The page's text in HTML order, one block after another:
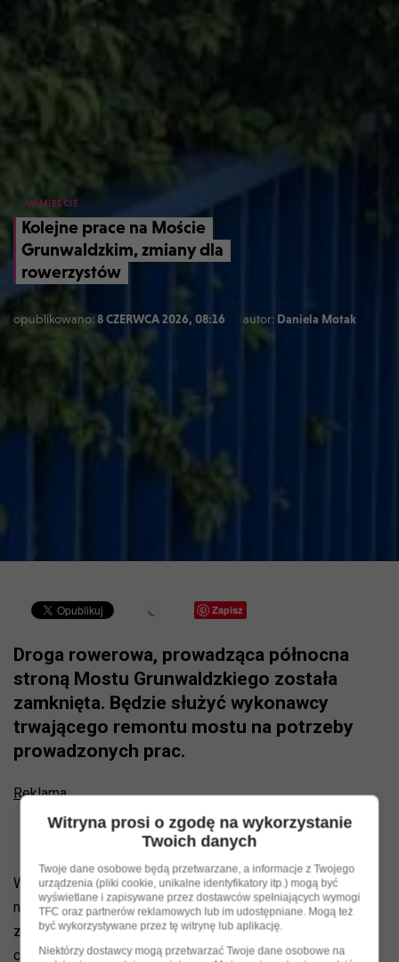
W MIEŚCIE
Kolejne prace na Moście
Grunwaldzkim, zmiany dla
rowerzystów
opublikowano:8 CZERWCA 2026, 08:16 autor: Daniela Motak
Zapisz
Droga rowerowa, prowadząca północna
stroną Mostu Grunwaldzkiego została
zamknięta. Będzie służyć wykonawcy
trwającego remontu mostu na potrzeby
prowadzonych prac.
Reklama
Wykonawca remontu oddał już do użytku pieszym chodniki
na moście, ale - jak zastrzegają drogowcy - ze względu na
zakres robót, prowadzonych pod konstrukcją mostu, do
czasu zakończenia remontu chodniki mogą jeszcze być
Witryna prosi o zgodę na wykorzystanie
Twoich danych
Twoje dane osobowe będą przetwarzane, a informacje z Twojego
urządzenia (pliki cookie, unikalne identyfikatory itp.) mogą być
wyświetlane i zapisywane przez dostawców spełniających wymogi
TFC oraz partnerów reklamowych lub im udostępniane. Mogą też
być wykorzystywane przez tę witrynę lub aplikację.
Niektórzy dostawcy mogą przetwarzać Twoje dane osobowe na